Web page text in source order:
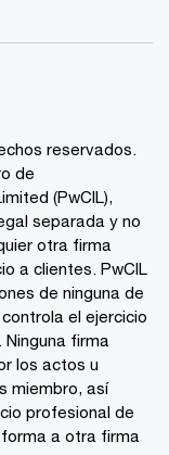
reservados.
de
(PwCIL),
separada y no
otra firma
a clientes. PwCIL
de ninguna de
el ejercicio
firma
los actos u
miembro, así
profesional de
a otra firma